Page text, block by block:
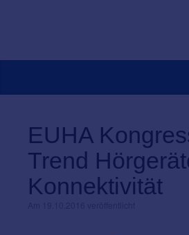
EUHA
Trend
Konnektivität